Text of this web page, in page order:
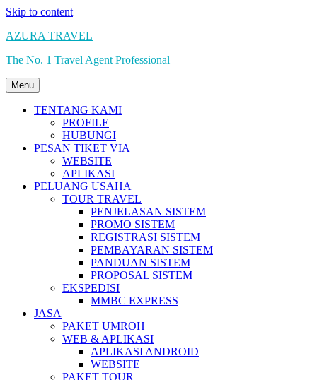
Skip to content
AZURA TRAVEL
The No. 1 Travel Agent Professional
Menu
TENTANG KAMI
PROFILE
HUBUNGI
PESAN TIKET VIA
WEBSITE
APLIKASI
PELUANG USAHA
TOUR TRAVEL
PENJELASAN SISTEM
PROMO SISTEM
REGISTRASI SISTEM
PEMBAYARAN SISTEM
PANDUAN SISTEM
PROPOSAL SISTEM
EKSPEDISI
MMBC EXPRESS
JASA
PAKET UMROH
WEB & APLIKASI
APLIKASI ANDROID
WEBSITE
PAKET TOUR